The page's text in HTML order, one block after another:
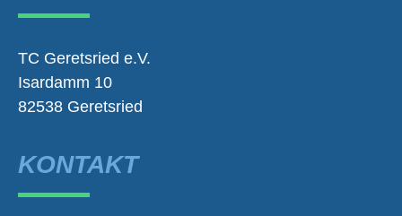
TC Geretsried e.V.
Isardamm 10
82538 Geretsried
KONTAKT